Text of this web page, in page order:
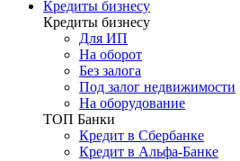
Кредиты бизнесу
Кредиты бизнесу
Для ИП
На оборот
Без залога
Под залог недвижимости
На оборудование
ТОП Банки
Кредит в Сбербанке
Кредит в Альфа-Банке